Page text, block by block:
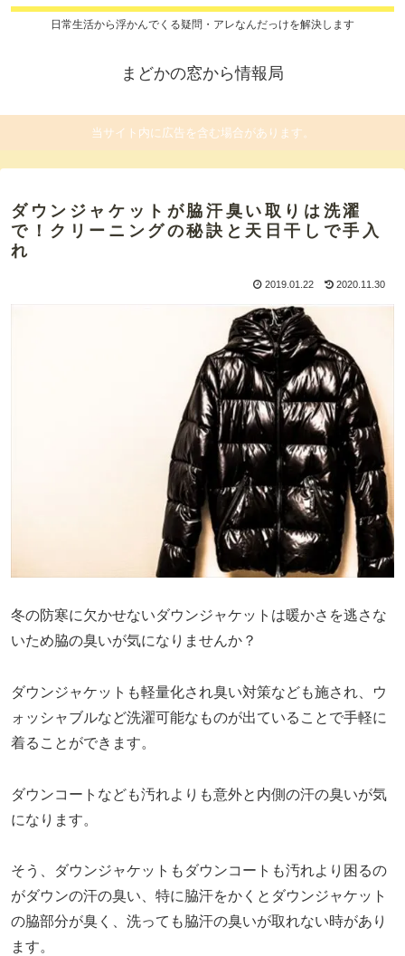
日常生活から浮かんでくる疑問・アレなんだっけを解決します
まどかの窓から情報局
当サイト内に広告を含む場合があります。
ダウンジャケットが脇汗臭い取りは洗濯
で！クリーニングの秘訣と天日干しで手入
れ
2019.01.22 2020.11.30
冬の防寒に欠かせないダウンジャケットは暖かさを逃さな
いため脇の臭いが気になりませんか？
ダウンジャケットも軽量化され臭い対策なども施され、ウ
ォッシャブルなど洗濯可能なものが出ていることで手軽に
着ることができます。
ダウンコートなども汚れよりも意外と内側の汗の臭いが気
になります。
そう、ダウンジャケットもダウンコートも汚れより困るの
がダウンの汗の臭い、特に脇汗をかくとダウンジャケット
の脇部分が臭く、洗っても脇汗の臭いが取れない時があり
ます。